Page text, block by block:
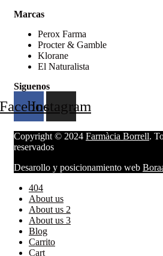
Marcas
Perox Farma
Procter & Gamble
Klorane
El Naturalista
Siguenos
Instagram
Copyright © 2024 Farmàcia Borrell.
reservados
Desarollo y posicionamiento web
404
About us
About us 2
About us 3
Blog
Carrito
Cart